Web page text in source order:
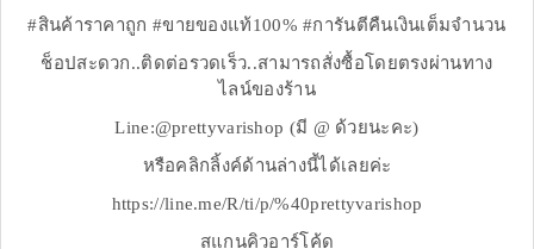
#สินค้าราคาถูก #ขายของแท้100% #การันตีคืนเงินเต็มจำนวน
ช็อปสะดวก..ติดต่อรวดเร็ว..สามารถสั่งซื้อโดยตรงผ่านทาง
ไลน์ของร้าน
Line:@prettyvarishop (มี @ ด้วยนะคะ)
หรือคลิกลิ้งค์ด้านล่างนี้ได้เลยค่ะ
https://line.me/R/ti/p/%40prettyvarishop
สแกนคิวอาร์โค้ด